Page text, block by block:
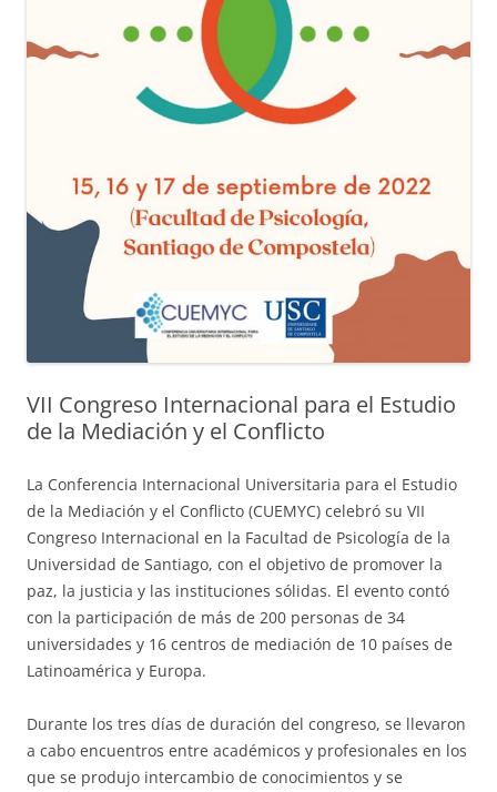
VII Congreso Internacional para el Estudio
de la Mediación y el Conflicto
La Conferencia Internacional Universitaria para el Estudio
de la Mediación y el Conflicto (CUEMYC) celebró su VII
Congreso Internacional en la Facultad de Psicología de la
Universidad de Santiago, con el objetivo de promover la
paz, la justicia y las instituciones sólidas. El evento contó
con la participación de más de 200 personas de 34
universidades y 16 centros de mediación de 10 países de
Latinoamérica y Europa.
Durante los tres días de duración del congreso, se llevaron
a cabo encuentros entre académicos y profesionales en los
que se produjo intercambio de conocimientos y se